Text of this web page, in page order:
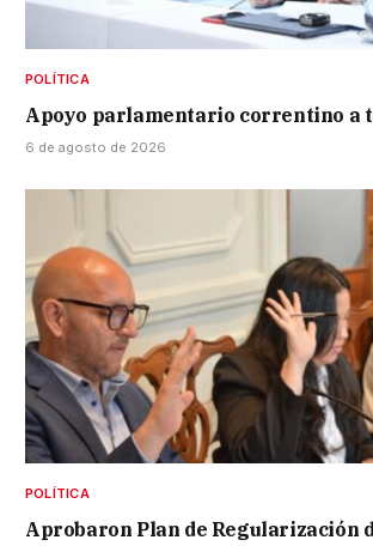
POLÍTICA
Apoyo parlamentario correntino a
6 de agosto de 2026
POLÍTICA
Aprobaron Plan de Regularización